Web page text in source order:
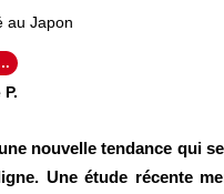
au Japon
nouvelle tendance qui
Une étude récente